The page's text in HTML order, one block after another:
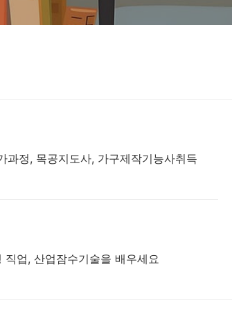
과정, 목공지도사, 가구제작기능사취득
업, 산업잠수기술을 배우세요